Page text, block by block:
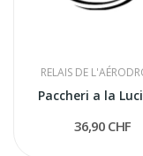
RELAIS DE
Paccheri a la
36,90 CHF